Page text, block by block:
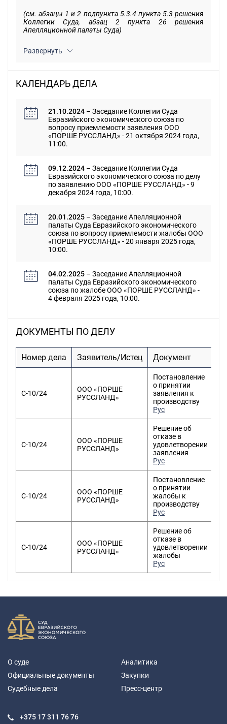
(см. абзацы 1 и 2 подпункта 5.3.4 пункта 5.3 решения
Коллегии Суда, абзац 2 пункта 26 решения
Апелляционной палаты Суда)
Развернуть
КАЛЕНДАРЬ ДЕЛА
21.10.2024 – Заседание Коллегии Суда
Евразийского экономического союза по
вопросу приемлемости заявления ООО
«ПОРШЕ РУССЛАНД» - 21 октября 2024 года,
11:00.
09.12.2024 – Заседание Коллегии Суда
Евразийского экономического союза по делу
по заявлению ООО «ПОРШЕ РУССЛАНД» - 9
декабря 2024 года, 10:00.
20.01.2025 – Заседание Апелляционной
палаты Суда Евразийского экономического
союза по вопросу приемлемости жалобы ООО
«ПОРШЕ РУССЛАНД» - 20 января 2025 года,
10:00.
04.02.2025 – Заседание Апелляционной
палаты Суда Евразийского экономического
союза по жалобе ООО «ПОРШЕ РУССЛАНД» -
4 февраля 2025 года, 10:00.
ДОКУМЕНТЫ ПО ДЕЛУ
Номер дела Заявитель/Истец Документ
С-10/24
ООО «ПОРШЕ
РУССЛАНД»
Постановление
о принятии
заявления к
производству
Рус
С-10/24
ООО «ПОРШЕ
РУССЛАНД»
Решение об
отказе в
удовлетворении
заявления
Рус
С-10/24
ООО «ПОРШЕ
РУССЛАНД»
Постановление
о принятии
жалобы к
производству
Рус
С-10/24
ООО «ПОРШЕ
РУССЛАНД»
Решение об
отказе в
удовлетворении
жалобы
Рус
О суде
Официальные документы
Судебные дела
Аналитика
Закупки
Пресс-центр
+375 17311 76 76